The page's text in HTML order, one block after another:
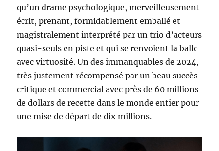
qu’un drame psychologique, merveilleusement
écrit, prenant, formidablement emballé et
magistralement interprété par un trio d’acteurs
quasi-seuls en piste et qui se renvoient la balle
avec virtuosité. Un des immanquables de 2024,
très justement récompensé par un beau succès
critique et commercial avec près de 60 millions
de dollars de recette dans le monde entier pour
une mise de départ de dix millions.